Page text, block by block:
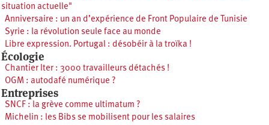
situation actuelle"
Anniversaire : un an d’expérience de Front Populaire de Tunisie
Syrie : la révolution seule face au monde
Libre expression. Portugal : désobéir à la troïka !
Écologie
Chantier Iter : 3000 travailleurs détachés !
OGM : autodafé numérique ?
Entreprises
SNCF : la grève comme ultimatum ?
Michelin : les Bibs se mobilisent pour les salaires